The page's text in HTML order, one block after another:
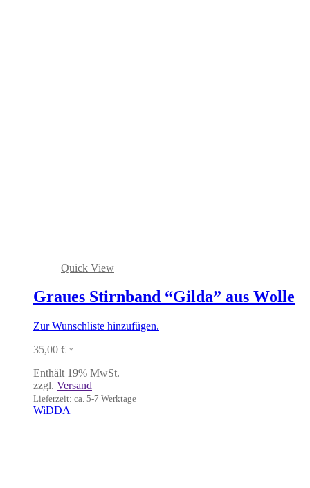
Quick View
Graues Stirnband “Gilda” aus Wolle
Zur Wunschliste hinzufügen.
35,00 € *
Enthält 19% MwSt.
zzgl. Versand
Lieferzeit: ca. 5-7 Werktage
WiDDA